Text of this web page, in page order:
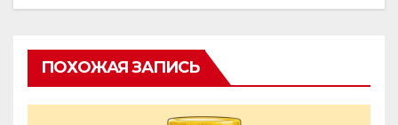
ПОХОЖАЯ ЗАПИСЬ